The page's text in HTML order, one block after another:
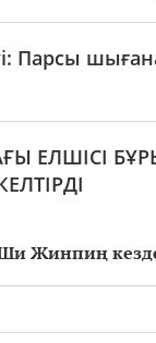
Жинпиң
ЕЛШІСІ